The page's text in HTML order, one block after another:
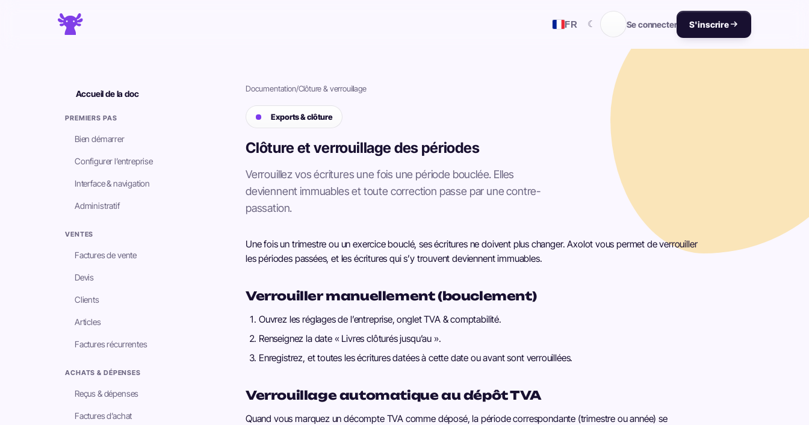
FR ☾ Se connecter S'inscrire
Accueil de la doc
PREMIERS PAS
Bien démarrer
Configurer l’entreprise
Interface & navigation
Administratif
VENTES
Factures de vente
Devis
Clients
Articles
Factures récurrentes
ACHATS & DÉPENSES
Reçus & dépenses
Factures d’achat
Documentation/Clôture & verrouillage
Exports & clôture
Clôture et verrouillage des périodes
Verrouillez vos écritures une fois une période bouclée. Elles
deviennent immuables et toute correction passe par une contre-
passation.
Une fois un trimestre ou un exercice bouclé, ses écritures ne doivent plus changer. Axolot vous permet de verrouiller
les périodes passées, et les écritures qui s’y trouvent deviennent immuables.
Verrouiller manuellement (bouclement)
Ouvrez les réglages de l’entreprise, onglet TVA & comptabilité.
Renseignez la date « Livres clôturés jusqu’au ».
Enregistrez, et toutes les écritures datées à cette date ou avant sont verrouillées.
Verrouillage automatique au dépôt TVA
Quand vous marquez un décompte TVA comme déposé, la période correspondante (trimestre ou année) se